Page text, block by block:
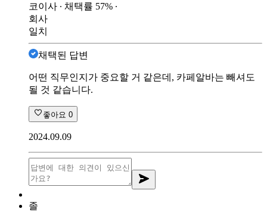
코이사 ∙ 채택률 57% ∙
회사
일치
채택된 답변
어떤 직무인지가 중요할 거 같은데, 카페알바는 빼셔도
될 것 같습니다.
좋아요 0
2024.09.09
졸